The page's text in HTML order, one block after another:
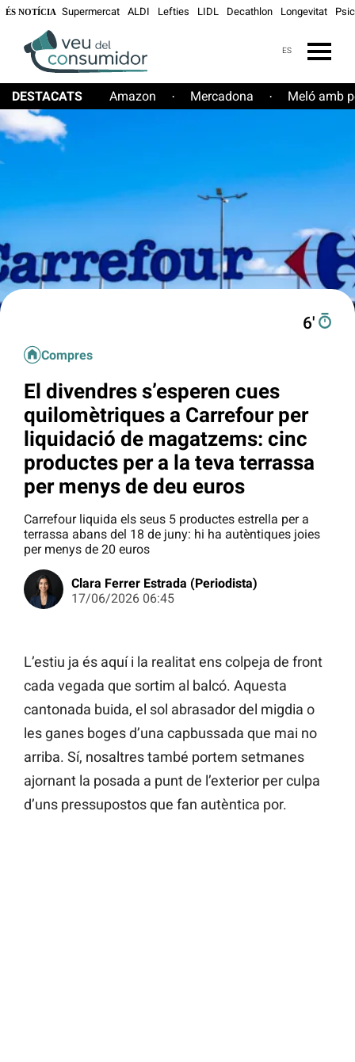
ÉS NOTÍCIA Supermercat ALDI Lefties LIDL Decathlon Longevitat
ES
DESTACATS Amazon · Mercadona · Meló amb
6′
Compres
El divendres s’esperen cues
quilomètriques a Carrefour per
liquidació de magatzems: cinc
productes per a la teva terrassa
per menys de deu euros
Carrefour liquida els seus 5 productes estrella per a
terrassa abans del 18 de juny: hi ha autèntiques joies
per menys de 20 euros
Clara Ferrer Estrada (Periodista)
17/06/2026 06:45
L’estiu ja és aquí i la realitat ens colpeja de front
cada vegada que sortim al balcó. Aquesta
cantonada buida, el sol abrasador del migdia o
les ganes boges d’una capbussada que mai no
arriba. Sí, nosaltres també portem setmanes
ajornant la posada a punt de l’exterior per culpa
d’uns pressupostos que fan autèntica por.